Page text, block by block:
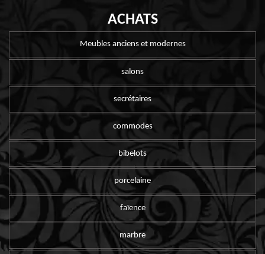
ACHATS
Meubles anciens et modernes
salons
secrétaires
commodes
bibelots
porcelaine
faïence
marbre